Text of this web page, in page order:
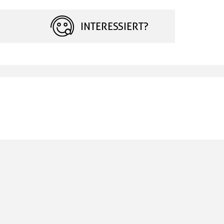
INTERESSIERT?